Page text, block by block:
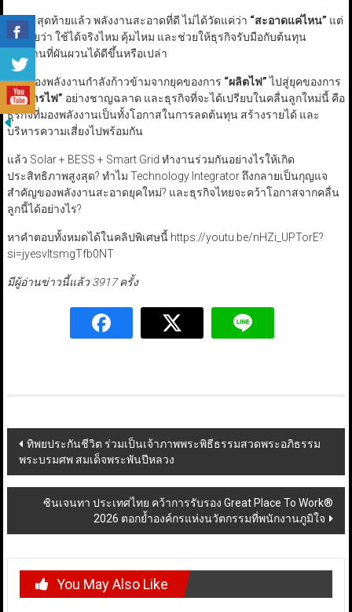
เพราะสุดท้ายแล้ว พลังงานสะอาดที่ดี ไม่ได้วัดแค่ว่า “สะอาดแค่ไหน” แต่
วัดด้วยว่า ใช้ได้จริงไหม คุ้มไหม และช่วยให้ธุรกิจรับมือกับต้นทุน
พลังงานที่ผันผวนได้ดีขึ้นหรือเปล่า
โลกของพลังงานกำลังก้าวข้ามจากยุคของการ “ผลิตไฟ”ไปสู่ยุคของการ
“บริหารไฟ” อย่างชาญฉลาด และธุรกิจที่จะได้เปรียบในคลื่นลูกใหม่นี้ คือ
ธุรกิจที่มองพลังงานเป็นทั้งโอกาสในการลดต้นทุน สร้างรายได้ และ
บริหารความเสี่ยงไปพร้อมกัน
แล้ว Solar + BESS + Smart Grid ทำงานร่วมกันอย่างไรให้เกิด
ประสิทธิภาพสูงสุด? ทำไม Technology Integrator ถึงกลายเป็นกุญแจ
สำคัญของพลังงานสะอาดยุคใหม่? และธุรกิจไทยจะคว้าโอกาสจากคลื่น
ลูกนี้ได้อย่างไร?
หาคำตอบทั้งหมดได้ในคลิปพิเศษนี้ https://youtu.be/nHZi_UPTorE?
si=jyesvItsmgTfb0NT
มีผู้อ่านข่าวนี้แล้ว 3917 ครั้ง
Post
navigation
ทิพยประกันชีวิต ร่วมเป็นเจ้าภาพพระพิธีธรรมสวดพระอภิธรรม
พระบรมศพ สมเด็จพระพันปีหลวง
ซินเจนทา ประเทศไทย คว้าการรับรอง Great Place To Work®
2026 ตอกย้ำองค์กรแห่งนวัตกรรมที่พนักงานภูมิใจ
You May Also Like